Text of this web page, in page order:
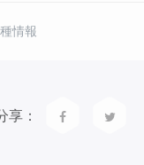
情報
享：